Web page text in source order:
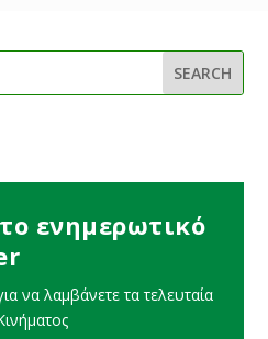
ενημερωτικό
να λαμβάνετε τα τελευταία